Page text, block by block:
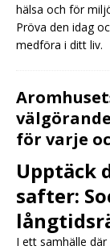
hälsa och för
Pröva den idag
medföra i ditt liv.
för varje
Upptäck
safter:
I ett samhälle